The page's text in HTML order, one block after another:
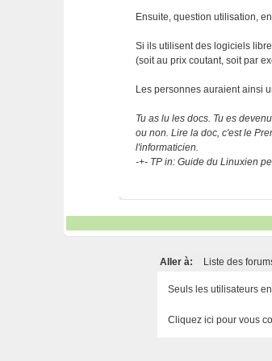
Ensuite, question utilisation,
Si ils utilisent des logiciels
(soit au prix coutant, soit par
Les personnes auraient ainsi
Tu as lu les docs. Tu es
ou non. Lire la doc, c'est le
l'informaticien.
-+- TP in: Guide du Linuxien
Aller à: Liste des
Seuls les utilisateurs
Cliquez ici pour vous